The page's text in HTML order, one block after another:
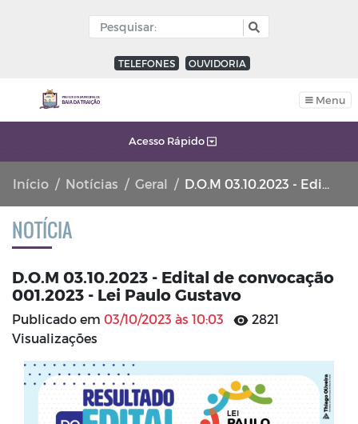
TELEFONES OUVIDORIA
Menu
Acesso Rápido
Início Notícias Geral D.O.M 03.10.2023 - Edital de convocação 001.2023 - Lei Paulo Gustavo
NOTÍCIA
D.O.M 03.10.2023 - Edital de convocação
001.2023 - Lei Paulo Gustavo
Publicado em 03/10/2023 às 10:03
2821
Visualizações